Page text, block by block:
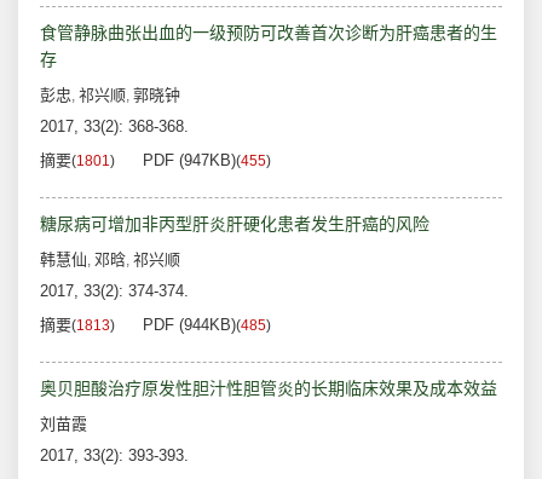
食管静脉曲张出血的一级预防可改善首次诊断为肝癌患者的生
存
彭忠, 祁兴顺, 郭晓钟
2017, 33(2): 368-368.
摘要(1801) PDF (947KB)(455)
糖尿病可增加非丙型肝炎肝硬化患者发生肝癌的风险
韩慧仙, 邓晗, 祁兴顺
2017, 33(2): 374-374.
摘要(1813) PDF (944KB)(485)
奥贝胆酸治疗原发性胆汁性胆管炎的长期临床效果及成本效益
刘苗霞
2017, 33(2): 393-393.